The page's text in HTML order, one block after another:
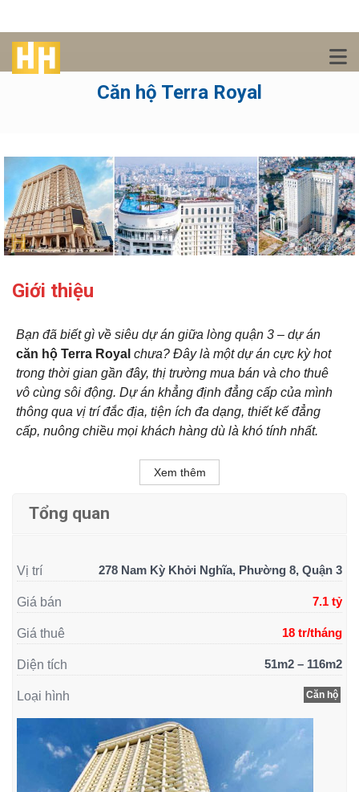
Căn hộ Terra Royal
Giới thiệu
Bạn đã biết gì về siêu dự án giữa lòng quận 3 – dự án
căn hộ Terra Royal chưa? Đây là một dự án cực kỳ hot
trong thời gian gần đây, thị trường mua bán và cho thuê
vô cùng sôi động. Dự án khẳng định đẳng cấp của mình
thông qua vị trí đắc địa, tiện ích đa dạng, thiết kế đẳng
cấp, nuông chiều mọi khách hàng dù là khó tính nhất.
Xem thêm
Tổng quan
Vị trí 278 Nam Kỳ Khởi Nghĩa, Phường 8, Quận 3
Giá bán 7.1 tỷ
Giá thuê 18 tr/tháng
Diện tích 51m2 – 116m2
Loại hình Căn hộ